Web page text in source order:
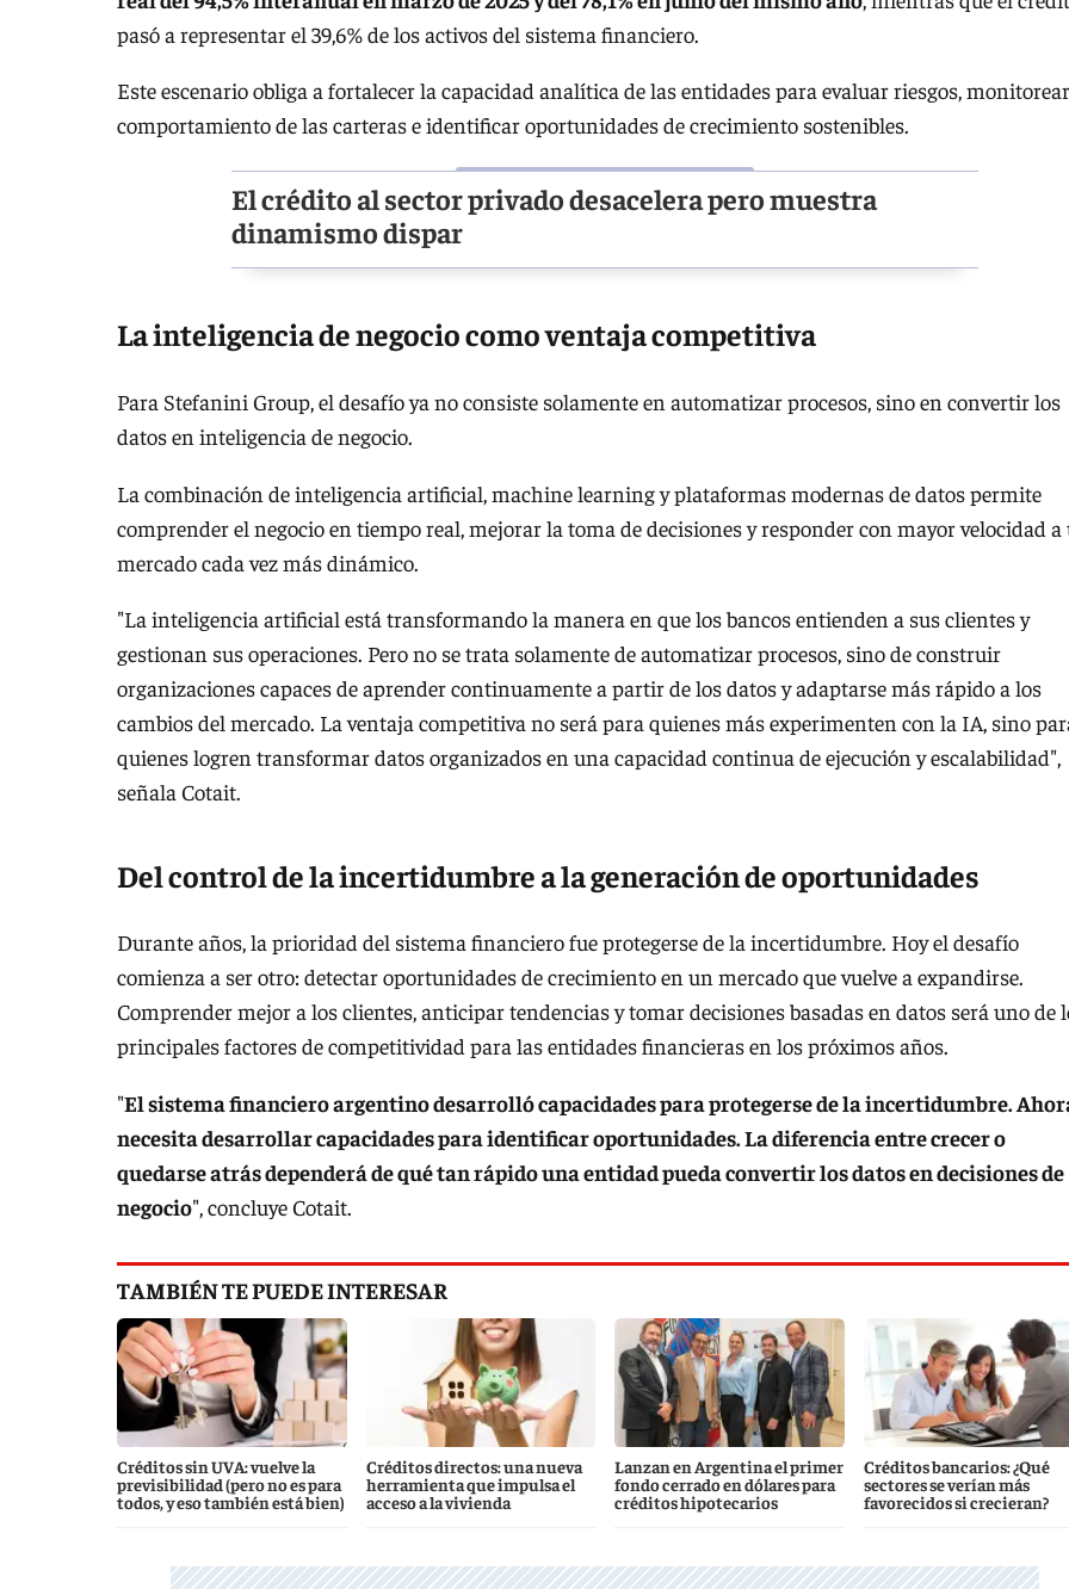
pasó a representar el 39,6% de los activos del sistema financiero.
Este escenario obliga a fortalecer la capacidad analítica de las entidades para evaluar riesgos,
comportamiento de las carteras e identificar oportunidades de crecimiento sostenibles.
El crédito al sector privado desacelera pero muestra
dinamismo dispar
La inteligencia de negocio como ventaja competitiva
Para Stefanini Group, el desafío ya no consiste solamente en automatizar procesos, sino en convertir los
datos en inteligencia de negocio.
La combinación de inteligencia artificial, machine learning y plataformas modernas de datos permite
comprender el negocio en tiempo real, mejorar la toma de decisiones y responder con mayor velocidad a
mercado cada vez más dinámico.
"La inteligencia artificial está transformando la manera en que los bancos entienden a sus clientes y
gestionan sus operaciones. Pero no se trata solamente de automatizar procesos, sino de construir
organizaciones capaces de aprender continuamente a partir de los datos y adaptarse más rápido a los
cambios del mercado. La ventaja competitiva no será para quienes más experimenten con la IA, sino
quienes logren transformar datos organizados en una capacidad continua de ejecución y escalabilidad",
señala Cotait.
Del control de la incertidumbre a la generación de oportunidades
Durante años, la prioridad del sistema financiero fue protegerse de la incertidumbre. Hoy el desafío
comienza a ser otro: detectar oportunidades de crecimiento en un mercado que vuelve a expandirse.
Comprender mejor a los clientes, anticipar tendencias y tomar decisiones basadas en datos será uno de
principales factores de competitividad para las entidades financieras en los próximos años.
"El sistema financiero argentino desarrolló capacidades para protegerse de la incertidumbre.
necesita desarrollar capacidades para identificar oportunidades. La diferencia entre crecer o
quedarse atrás dependerá de qué tan rápido una entidad pueda convertir los datos en decisiones de
negocio", concluye Cotait.
TAMBIÉN TE PUEDE INTERESAR
Créditos sin UVA: vuelve la
previsibilidad (pero no es para
todos, y eso también está bien)
Créditos directos: una nueva
herramienta que impulsa el
acceso a la vivienda
Lanzan en Argentina el primer
fondo cerrado en dólares para
créditos hipotecarios
Créditos bancarios: ¿Qué
sectores se verían más
favorecidos si crecieran?